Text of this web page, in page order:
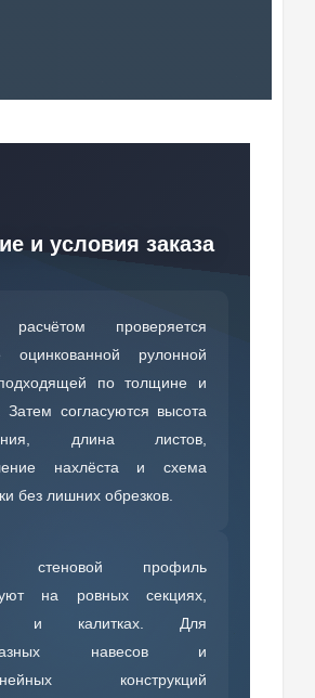
и условия заказа
проверяется
оцинкованной рулонной
по толщине и
Затем согласуются высота
длина листов,
нахлёста и схема
без лишних обрезков.
стеновой профиль
на ровных секциях,
и калитках. Для
навесов и
конструкций